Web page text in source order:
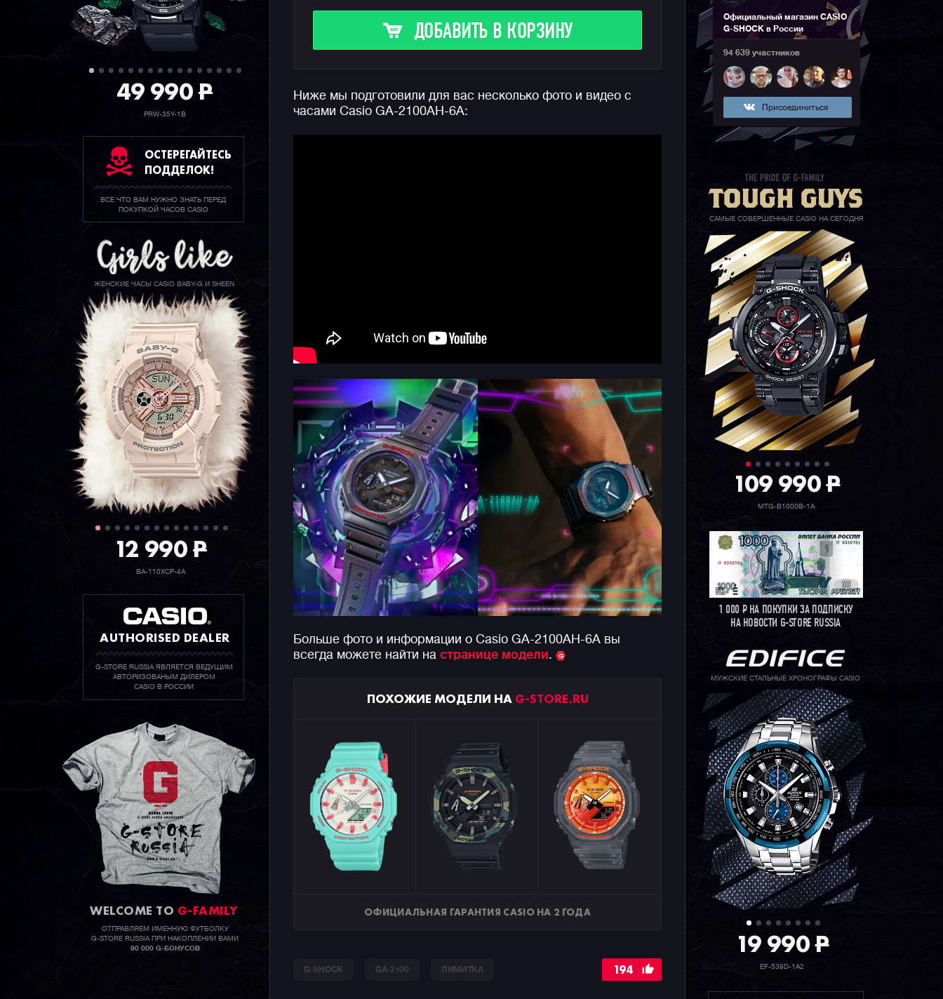
49 990P
PRW-35Y-1B
ОСТЕРЕГАЙТЕСЬ
ПОДДЕЛОК!
ВСЕ ЧТО ВАМ НУЖНО ЗНАТЬ ПЕРЕД
ПОКУПКОЙ ЧАСОВ CASIO
ЖЕНСКИЕ ЧАСЫ CASIO BABY-G И SHEEN
12 990P
BA-110XCP-4A
AUTHORISED DEALER
G-STORE RUSSIA ЯВЛЯЕТСЯ ВЕДУЩИМ
АВТОРИЗОВАНЫМ ДИЛЕРОМ
CASIO В РОССИИ
WELCOME TO G-FAMILY
ОТПРАВЛЯЕМ ИМЕННУЮ ФУТБОЛКУ
G-STORE RUSSIA ПРИ НАКОПЛЕНИИ ВАМИ
90 000 G-БОНУСОВ
корпус с углеродным армированием, а циферблат
покрыт закаленным минеральным стеклом.
циферблата обеспечивают отличную эргономику.
Еще одна особенность часов — обновленное
ДОБАВИТЬ В КОРЗИНУ
Ниже мы подготовили для вас несколько фото и видео с
часами Casio GA-2100AH-6A:
Больше фото и информации о Casio GA-2100AH-6A вы
всегда можете найти на странице модели.
ПОХОЖИЕ МОДЕЛИ НА G-STORE.RU
ОФИЦИАЛЬНАЯ ГАРАНТИЯ CASIO НА 2 ГОДА
G-SHOCK GA-2100 ЛИМИТКА 194
Официальный магазин CASIO
G-SHOCK в России
94 639 участников
Присоединиться
САМЫЕ СОВЕРШЕННЫЕ CASIO НА СЕГОДНЯ
109 990P
MTG-B1000B-1A
1 000РНА ПОКУПКИ ЗА ПОДПИСКУ
НА НОВОСТИ G-STORE RUSSIA
МУЖСКИЕ СТАЛЬНЫЕ ХРОНОГРАФЫ CASIO
19 990P
EF-539D-1A2